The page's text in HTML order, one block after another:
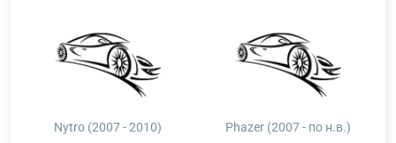
Nytro (2007 - 2010) Phazer (2007 - по н.в.)